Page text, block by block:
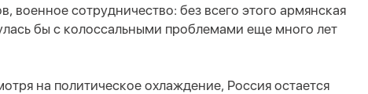
военное сотрудничество: без всего этого армянская
бы с колоссальными проблемами еще много лет
на политическое охлаждение, Россия остается